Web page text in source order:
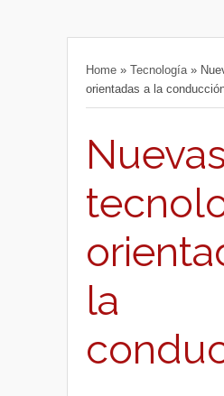
Home » Tecnología »
orientadas a la
Nuevas
la